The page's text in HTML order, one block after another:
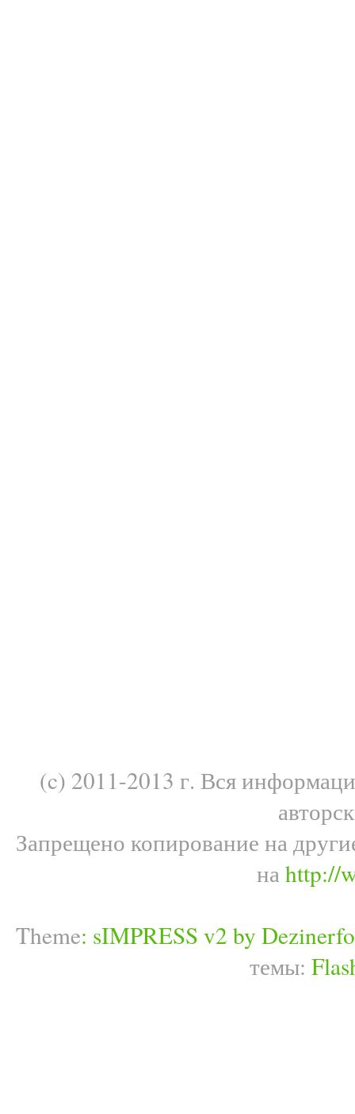
(c) 2011-2013 г. Вся
Запрещено копирование на
наhttp://
Theme: sIMPRESS v2 by
темы: